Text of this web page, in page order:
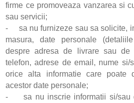
firme ce promoveaza vanzarea si
sau servicii;
- sa nu furnizeze sau sa solicite,
masura, date personale
despre adresa de livrare sau de
telefon, adrese de email, nume si/
orice alta informatie care poate
acestor date personale;
- sa nu inscrie informatii si/sau